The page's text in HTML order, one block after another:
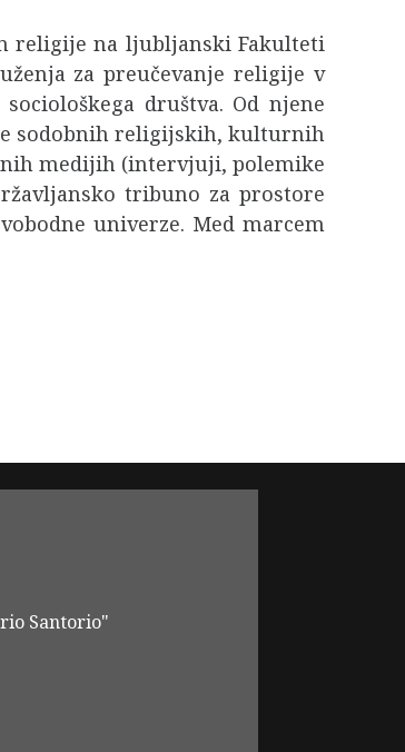
religije na ljubljanski Fakulteti
za preučevanje religije v
društva. Od njene
sodobnih religijskih, kulturnih
medijih (intervjuji, polemike
tribuno za prostore
univerze. Med marcem
Santorio"